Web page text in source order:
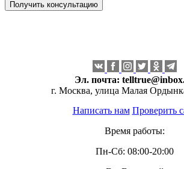
Эл. почта:
г. Москва, улица Малая
Написать нам Проверить
Время работы:
Пн-Сб: 08:00-20:00